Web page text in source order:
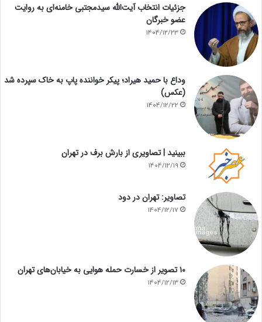
جزئیات انتخاب آیت‌الله سیدمجتبی خامنه‌ای به روایت
عضو خبرگان
1404/12/23
وداع با حمید هیراد؛ پیکر خواننده پاپ به خاک سپرده شد
(عکس)
1404/12/22
ببینید | تصاویری از بارش برف در تهران
1404/12/19
تصاویر: تهران در دود
1404/12/17
۱۰ تصویر از خسارت حمله هوایی به خیابان‌های تهران
1404/12/13